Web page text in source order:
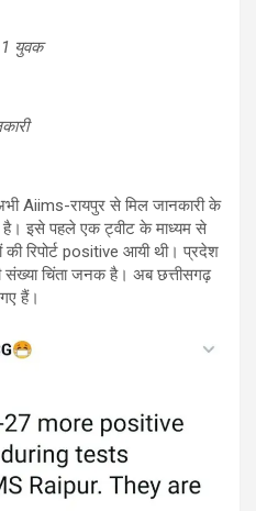
1 युवक
Aiims-रायपुर से मिल जानकारी के
है। इसे पहले एक ट्वीट के माध्यम से
की रिपोर्ट positive आयी थी। प्रदेश
संख्या चिंता जनक है। अब छत्तीसगढ़
हैं।